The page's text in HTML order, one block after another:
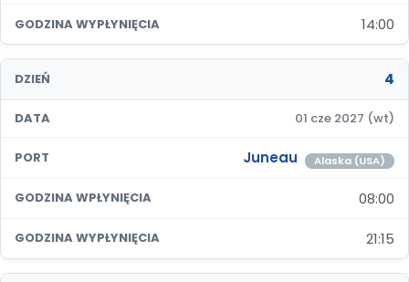
GODZINA WYPŁYNIĘCIA 14:00
DZIEŃ 4
DATA 01 cze 2027 (wt)
PORT Juneau Alaska (USA)
GODZINA WPŁYNIĘCIA 08:00
GODZINA WYPŁYNIĘCIA 21:15